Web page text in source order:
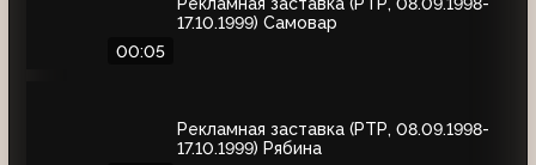
00:05
17.10.1999) Самовар
Рекламная заставка (РТР, 08.09.1998-
17.10.1999) Рябина